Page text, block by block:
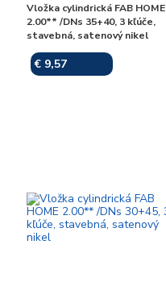
Vložka cylindrická FAB HOME
2.00** /DNs 35+40, 3 kľúče,
stavebná, satenový nikel
€ 9,57